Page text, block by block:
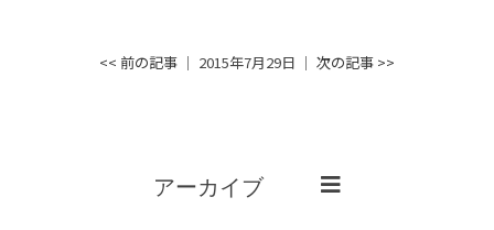
<< 前の記事│ 2015年7月29日 │ 次の記事 >>
アーカイブ